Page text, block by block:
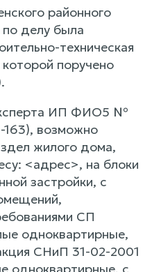
районного
делу была
техническая
поручено
ИП ФИО5 №
163), возможно
жилого дома,
<адрес>, на блоки
застройки, с
СП
одноквартирные,
СНиП 31-02-2001
одноквартирные, с